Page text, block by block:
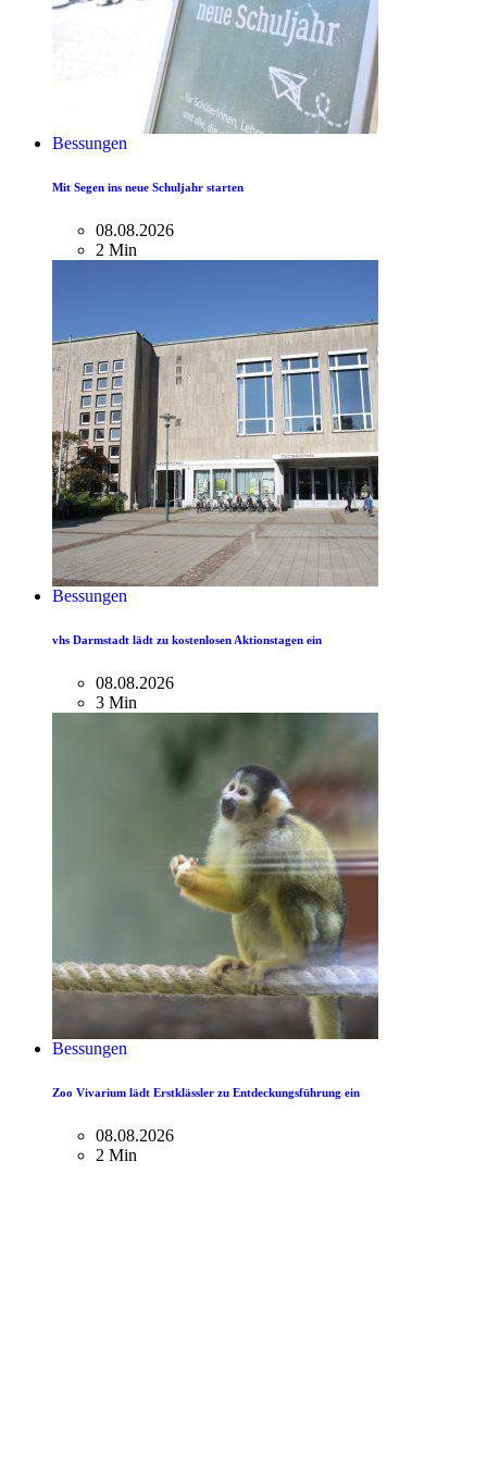
Bessungen
Mit Segen ins neue Schuljahr starten
08.08.2026
2 Min
Bessungen
vhs Darmstadt lädt zu kostenlosen Aktionstagen ein
08.08.2026
3 Min
Bessungen
Zoo Vivarium lädt Erstklässler zu Entdeckungsführung ein
08.08.2026
2 Min